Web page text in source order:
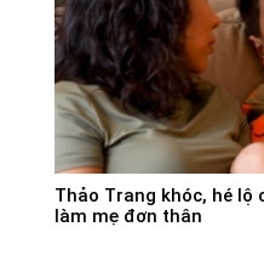
Thảo Trang khóc, hé lộ
làm mẹ đơn thân